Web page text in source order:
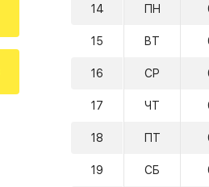
14 ПН
15 ВТ
16 СР
17 ЧТ
18 ПТ
19 СБ